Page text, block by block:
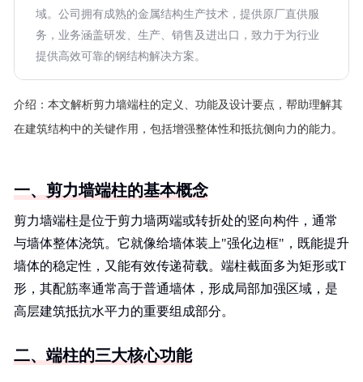
域。公司拥有成熟的金属结构生产技术，提供原厂直供服
务，业务涵盖研发、生产、销售及进出口，致力于为行业
提供高效可靠的钢结构解决方案。
介绍： 本文解析剪力墙端柱的定义、功能及设计要点，帮助理解其
在建筑结构中的关键作用，包括增强整体性和抵抗侧向力的能力。
一、剪力墙端柱的基本概念
剪力墙端柱是位于剪力墙两端或转折处的竖向构件，通常
与墙体整体浇筑。它就像给墙体装上"强化边框"，既能提升
墙体的稳定性，又能有效传递荷载。端柱截面多为矩形或T
形，其配筋率通常高于普通墙体，形成局部加强区域，是
高层建筑抵抗水平力的重要组成部分。
二、端柱的三大核心功能